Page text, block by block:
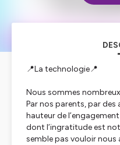
📍La technologie📍
Nous sommes
Par nos parents, par des
hauteur de
dont l’ingratitude est
semble pas vouloir nous